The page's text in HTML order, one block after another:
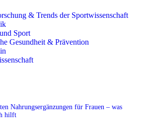
& Trends der Sportwissenschaft
Sport
Gesundheit & Prävention
Nahrungsergänzungen für Frauen – was
hilft